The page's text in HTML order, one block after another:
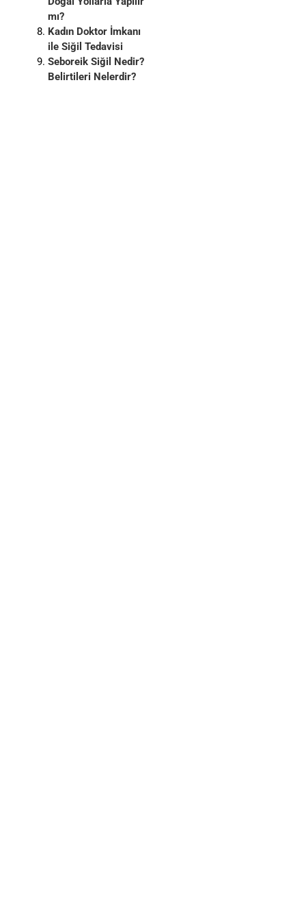
mı?
Kadın Doktor İmkanı
ile Siğil Tedavisi
Seboreik Siğil Nedir?
Belirtileri Nelerdir?